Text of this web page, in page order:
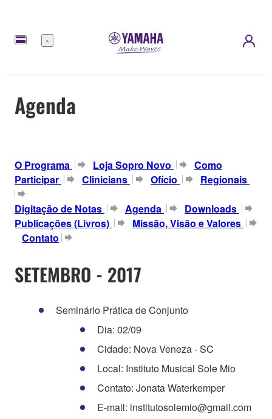
Menu
Agenda
O Programa Loja Sopro Novo
Como
Participar
Clinicians Ofício Regionais
Digitação de Notas Agenda
Downloads
Publicações (Livros)
Missão, Visão e Valores
Contato
SETEMBRO - 2017
Seminário Prática de Conjunto
Dia: 02/09
Cidade: Nova Veneza - SC
Local: Instituto Musical Sole Mio
Contato: Jonata Waterkemper
E-mail: institutosolemio@gmail.com